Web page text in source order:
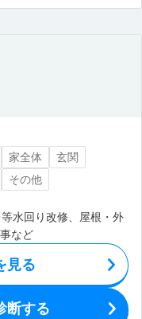
家全体
玄関
その他
水回り改修、屋根・外
など
見る
断する